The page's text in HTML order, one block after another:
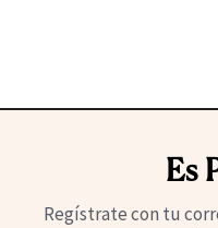
Es
Regístrate con tu